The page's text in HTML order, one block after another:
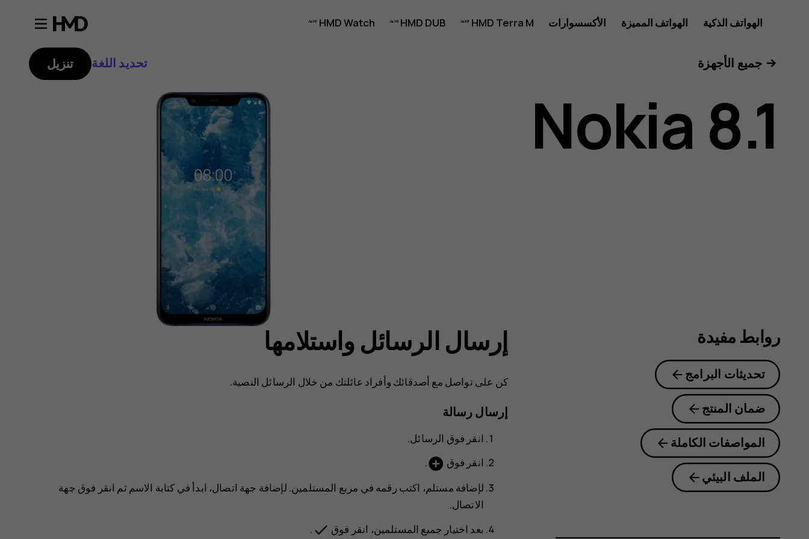
دليل
مستخدم
هاتف
الهواتف الذكية الهواتف المميزة الأكسسوارات HMD Terra M
HMD DUB
HMD Watch
جميع الأجهزة تحديد اللغة تنزيل
Nokia 8.1
إرسال الرسائل واستلامها
كن على تواصل مع أصدقائك وأفراد عائلتك من خلال الرسائل النصية.
إرسال رسالة
انقر فوق الرسائل.
انقر فوق add_circle
.
لإضافة مستلم، اكتب رقمه في مربع المستلمين. لإضافة جهة اتصال، ابدأ في كتابة الاسم ثم انقر فوق جهة
الاتصال.
بعد اختيار جميع المستلمين، انقر فوق done
.
روابط مفيدة
تحديثات البرامج
ضمان المنتج
المواصفات الكاملة
الملف البيئي